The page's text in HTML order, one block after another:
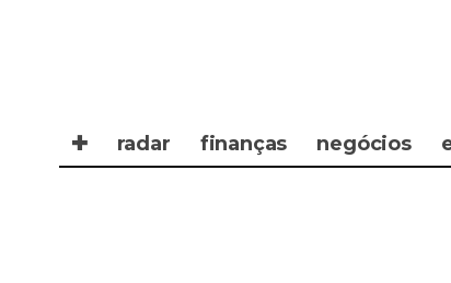
✚ radar finanças negócios